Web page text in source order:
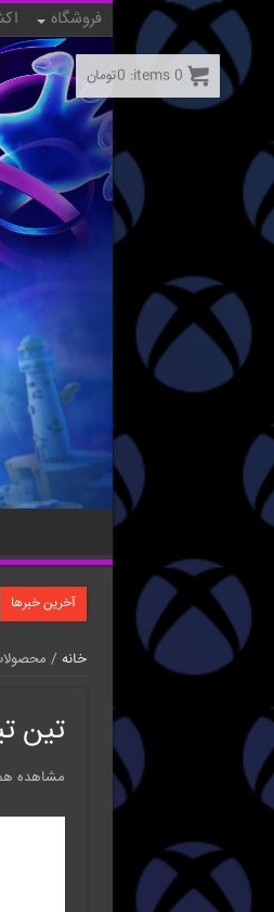
فروشگاه
آخرین خبرها
خانه /
تین
مشاهده همه 2
0
items:
0تومان